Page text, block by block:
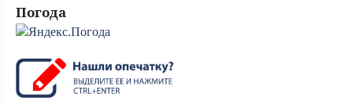
Погода